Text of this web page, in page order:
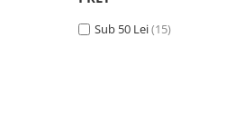
LeBaron
Sub 50 Lei(15)